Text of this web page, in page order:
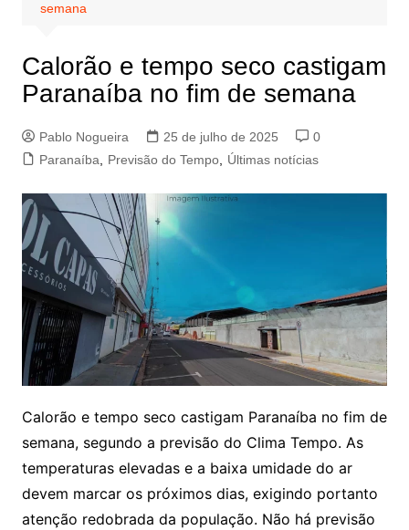
semana
Calorão e tempo seco castigam
Paranaíba no fim de semana
Pablo Nogueira 25 de julho de 2025
0
Paranaíba
Previsão do Tempo, Últimas notícias
Calorão e tempo seco castigam Paranaíba no fim de
semana, segundo a previsão do Clima Tempo. As
temperaturas elevadas e a baixa umidade do ar
devem marcar os próximos dias, exigindo portanto
atenção redobrada da população. Não há previsão